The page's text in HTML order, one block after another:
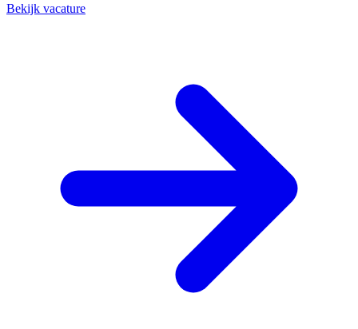
Bekijk vacature